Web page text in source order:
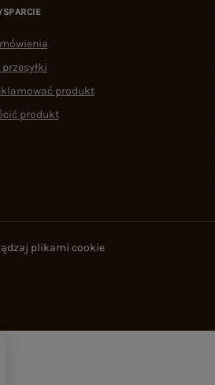
produkt
produkt
plikami cookie